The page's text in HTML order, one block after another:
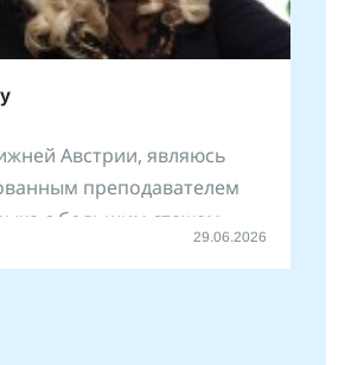
Австрии, являюсь
преподавателем
с большим стажем
как
29.06.2026